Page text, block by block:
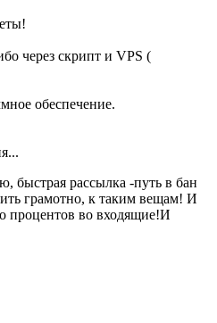
через скрипт и VPS (
обеспечение.
быстрая рассылка -путь в бан
грамотно, к таким вещам! И
процентов во входящие!И